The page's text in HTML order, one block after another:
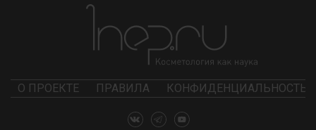
О ПРОЕКТЕ ПРАВИЛА КОНФИДЕНЦИАЛЬНОСТЬ